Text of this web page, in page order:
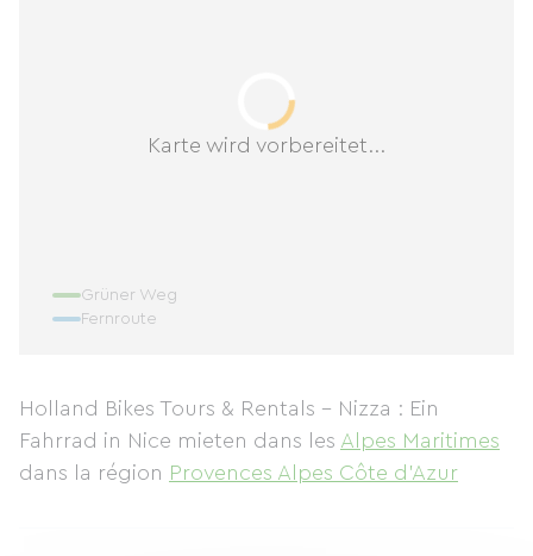
Karte wird vorbereitet...
Grüner Weg
Fernroute
Holland Bikes Tours & Rentals - Nizza : Ein
Fahrrad in Nice mieten dans les Alpes Maritimes
dans la région Provences Alpes Côte d'Azur